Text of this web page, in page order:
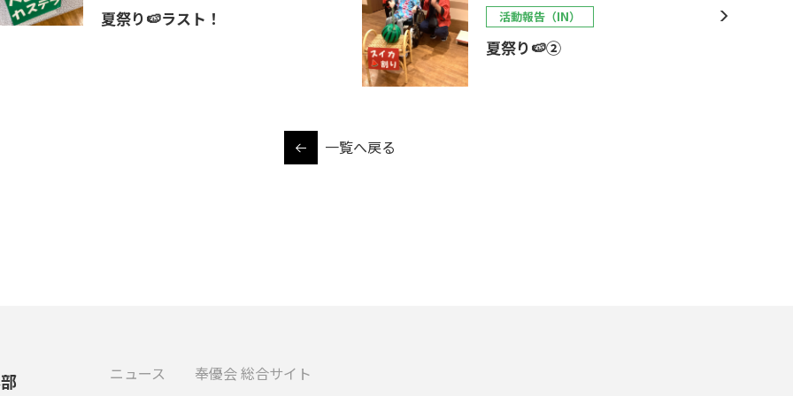
夏祭り🍉ラスト！ 活動報告（IN）
夏祭り🍉②
一覧へ戻る
ニュース
奉優会 総合サイト